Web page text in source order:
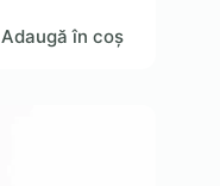
Adaugă în coș